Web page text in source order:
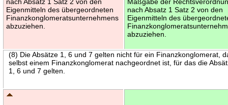
Eigenmitteln des übergeordneten
Finanzkonglomeratsunternehmens
abzuziehen.
nach Absatz 1 Satz 2 von den
Eigenmitteln des
abzuziehen.
(8) Die Absätze 1, 6 und 7 gelten nicht für ein Finanzkonglomerat,
selbst einem Finanzkonglomerat nachgeordnet ist, für das die
1, 6 und 7 gelten.